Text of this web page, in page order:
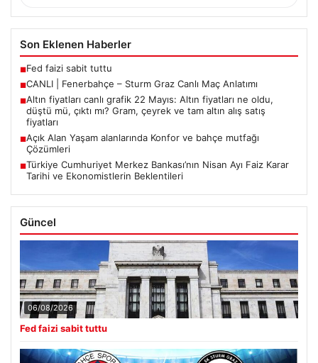
Son Eklenen Haberler
■Fed faizi sabit tuttu
■CANLI | Fenerbahçe – Sturm Graz Canlı Maç Anlatımı
■Altın fiyatları canlı grafik 22 Mayıs: Altın fiyatları ne oldu,
düştü mü, çıktı mı? Gram, çeyrek ve tam altın alış satış
fiyatları
■Açık Alan Yaşam alanlarında Konfor ve bahçe mutfağı
Çözümleri
■Türkiye Cumhuriyet Merkez Bankası’nın Nisan Ayı Faiz Karar
Tarihi ve Ekonomistlerin Beklentileri
Güncel
06/08/2026
Fed faizi sabit tuttu